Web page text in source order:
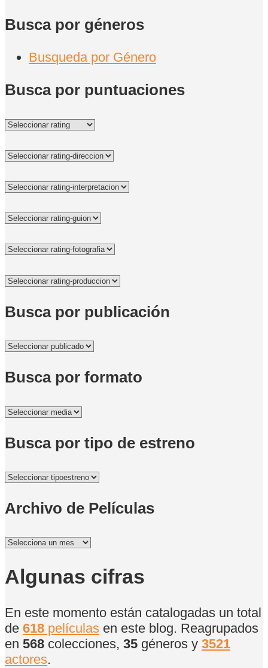
Busca por géneros
Busqueda por Género
Busca por puntuaciones
Busca por publicación
Busca por formato
Busca por tipo de estreno
Archivo de Películas
Archivo
Películas
Algunas cifras
En este momento están catalogadas un total
de 618 películas en este blog. Reagrupados
en 568 colecciones, 35 géneros y 3521
actores.